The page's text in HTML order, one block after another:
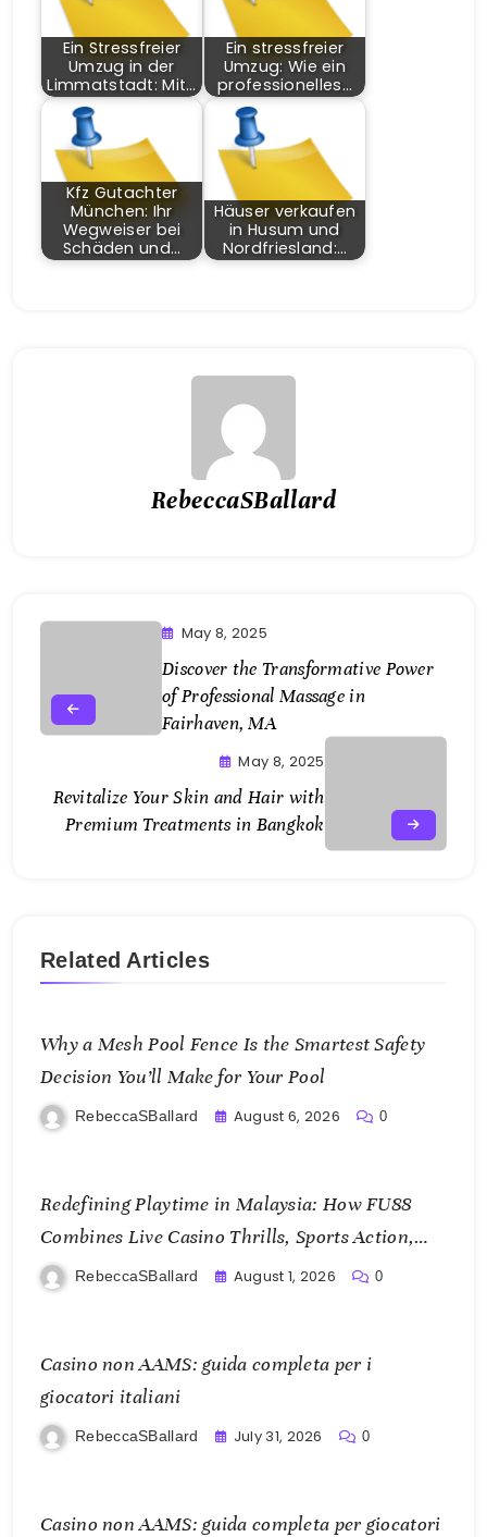
Ein Stressfreier
Umzug in der
Limmatstadt: Mit…
Ein stressfreier
Umzug: Wie ein
professionelles…
Kfz Gutachter
München: Ihr
Wegweiser bei
Schäden und…
Häuser verkaufen
in Husum und
Nordfriesland:…
RebeccaSBallard
May 8, 2025
Discover the Transformative Power
of Professional Massage in
Fairhaven, MA
May 8, 2025
Revitalize Your Skin and Hair with
Premium Treatments in Bangkok
Related Articles
Why a Mesh Pool Fence Is the Smartest Safety
Decision You’ll Make for Your Pool
RebeccaSBallard August 6, 2026 0
Redefining Playtime in Malaysia: How FU88
Combines Live Casino Thrills, Sports Action,
and Mobile Freedom
RebeccaSBallard August 1, 2026 0
Casino non AAMS: guida completa per i
giocatori italiani
RebeccaSBallard July 31, 2026 0
Casino non AAMS: guida completa per giocatori